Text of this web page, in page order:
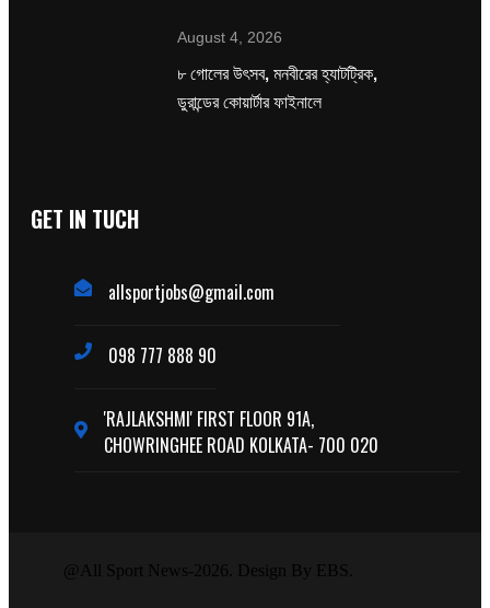
August 4, 2026
৮ গোলের উৎসব, মনবীরের হ্যাটট্রিক,
ডুরান্ডের কোয়ার্টার ফাইনালে
GET IN TUCH
allsportjobs@gmail.com
098 777 888 90
'RAJLAKSHMI' FIRST FLOOR 91A,
CHOWRINGHEE ROAD KOLKATA- 700 020
@All Sport News-2026. Design By EBS.